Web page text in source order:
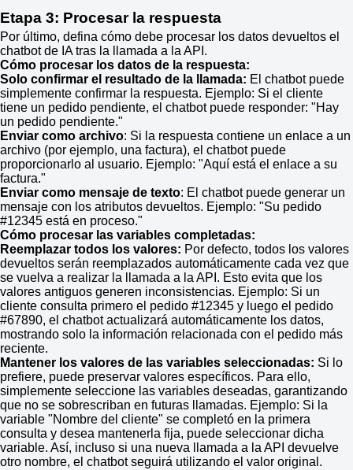
Etapa 3: Procesar la respuesta
Por último, defina cómo debe procesar los datos devueltos el
chatbot de IA tras la llamada a la API.
Cómo procesar los datos de la respuesta:
Solo confirmar el resultado de la llamada: El chatbot puede
simplemente confirmar la respuesta. Ejemplo: Si el cliente
tiene un pedido pendiente, el chatbot puede responder: "Hay
un pedido pendiente."
Enviar como archivo: Si la respuesta contiene un enlace a un
archivo (por ejemplo, una factura), el chatbot puede
proporcionarlo al usuario. Ejemplo: "Aquí está el enlace a su
factura."
Enviar como mensaje de texto: El chatbot puede generar un
mensaje con los atributos devueltos. Ejemplo: "Su pedido
#12345 está en proceso."
Cómo procesar las variables completadas:
Reemplazar todos los valores: Por defecto, todos los valores
devueltos serán reemplazados automáticamente cada vez que
se vuelva a realizar la llamada a la API. Esto evita que los
valores antiguos generen inconsistencias. Ejemplo: Si un
cliente consulta primero el pedido #12345 y luego el pedido
#67890, el chatbot actualizará automáticamente los datos,
mostrando solo la información relacionada con el pedido más
reciente.
Mantener los valores de las variables seleccionadas: Si lo
prefiere, puede preservar valores específicos. Para ello,
simplemente seleccione las variables deseadas, garantizando
que no se sobrescriban en futuras llamadas. Ejemplo: Si la
variable "Nombre del cliente" se completó en la primera
consulta y desea mantenerla fija, puede seleccionar dicha
variable. Así, incluso si una nueva llamada a la API devuelve
otro nombre, el chatbot seguirá utilizando el valor original.